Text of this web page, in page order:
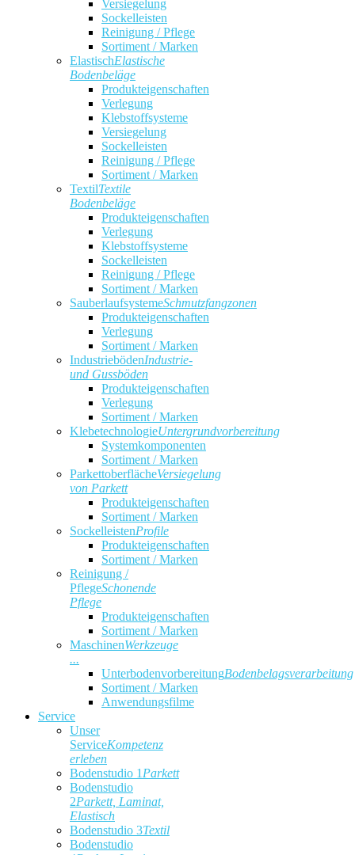
Versiegelung
Sockelleisten
Reinigung / Pflege
Sortiment / Marken
ElastischElastische
Bodenbeläge
Produkteigenschaften
Verlegung
Klebstoffsysteme
Versiegelung
Sockelleisten
Reinigung / Pflege
Sortiment / Marken
TextilTextile
Bodenbeläge
Produkteigenschaften
Verlegung
Klebstoffsysteme
Sockelleisten
Reinigung / Pflege
Sortiment / Marken
SauberlaufsystemeSchmutzfangzonen
Produkteigenschaften
Verlegung
Sortiment / Marken
IndustriebödenIndustrie-
und Gussböden
Produkteigenschaften
Verlegung
Sortiment / Marken
KlebetechnologieUntergrundvorbereitung
Systemkomponenten
Sortiment / Marken
ParkettoberflächeVersiegelung
von Parkett
Produkteigenschaften
Sortiment / Marken
SockelleistenProfile
Produkteigenschaften
Sortiment / Marken
Reinigung /
PflegeSchonende
Pflege
Produkteigenschaften
Sortiment / Marken
MaschinenWerkzeuge
...
UnterbodenvorbereitungBodenbelagsverarbeitung
Sortiment / Marken
Anwendungsfilme
Service
Unser
ServiceKompetenz
erleben
Bodenstudio 1 Parkett
Bodenstudio
2Parkett, Laminat,
Elastisch
Bodenstudio 3Textil
Bodenstudio